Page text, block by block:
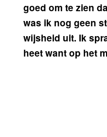
goed om te zien
was ik nog geen
wijsheid uit. Ik
heet want op het